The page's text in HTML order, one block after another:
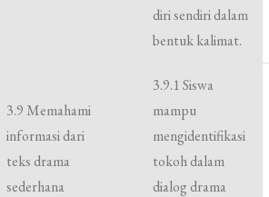
diri sendiri dalam
bentuk kalimat.
3.9 Memahami
informasi dari
teks drama
sederhana
3.9.1 Siswa
mampu
mengidentifikasi
tokoh dalam
dialog drama